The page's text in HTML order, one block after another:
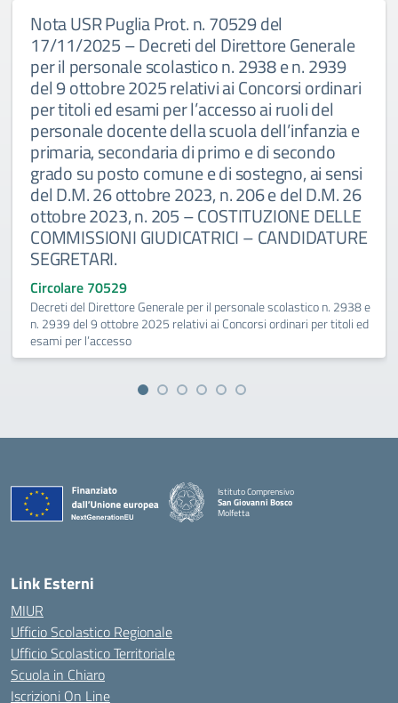
Nota USR Puglia Prot. n. 70529 del
17/11/2025 – Decreti del Direttore Generale
per il personale scolastico n. 2938 e n. 2939
del 9 ottobre 2025 relativi ai Concorsi ordinari
per titoli ed esami per l’accesso ai ruoli del
personale docente della scuola dell’infanzia e
primaria, secondaria di primo e di secondo
grado su posto comune e di sostegno, ai sensi
del D.M. 26 ottobre 2023, n. 206 e del D.M. 26
ottobre 2023, n. 205 – COSTITUZIONE DELLE
COMMISSIONI GIUDICATRICI – CANDIDATURE
SEGRETARI.
Circolare 70529
Decreti del Direttore Generale per il personale scolastico n. 2938 e
n. 2939 del 9 ottobre 2025 relativi ai Concorsi ordinari per titoli ed
esami per l’accesso
Istituto Comprensivo
San Giovanni Bosco
Molfetta
Link Esterni
MIUR
Ufficio Scolastico Regionale
Ufficio Scolastico Territoriale
Scuola in Chiaro
Iscrizioni On Line